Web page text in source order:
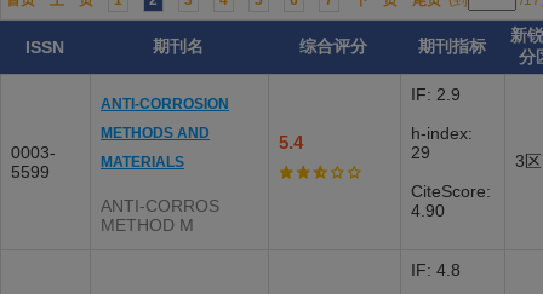
ISSN 期刊名 综合评分 期刊指标
新
分
0003-
5599
ANTI-CORROSION
METHODS AND
MATERIALS
ANTI-CORROS
METHOD M
5.4
IF: 2.9
h-index:
29
CiteScore:
4.90
3区
IF: 4.8